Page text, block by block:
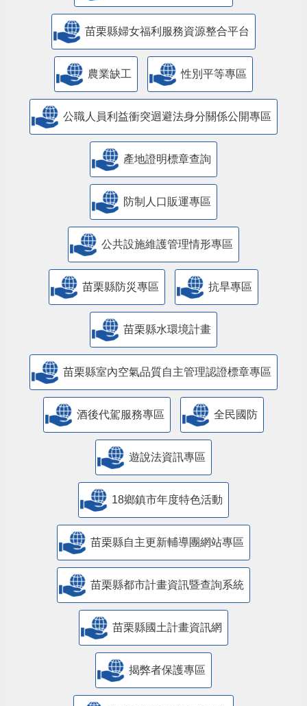
苗栗縣婦女福利服務資源整合平台
農業缺工 性別平等專區
公職人員利益衝突迴避法身分關係公開專區
產地證明標章查詢
防制人口販運專區
​公共設施維護管理情形專區
苗栗縣防災專區 抗旱專區
苗栗縣水環境計畫
苗栗縣室內空氣品質自主管理認證標章專區
酒後代駕服務專區 全民國防
遊說法資訊專區
18鄉鎮市年度特色活動
苗栗縣自主更新輔導團網站專區
苗栗縣都市計畫資訊暨查詢系統
苗栗縣國土計畫資訊網
揭弊者保護專區